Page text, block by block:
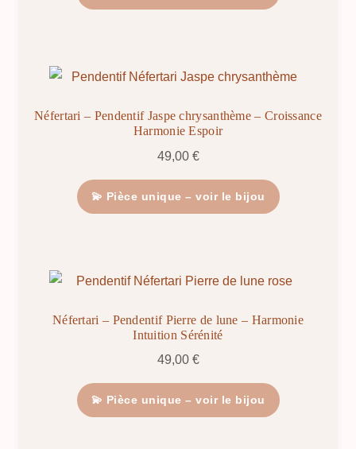
Néfertari – Pendentif Jaspe chrysanthème – Croissance
Harmonie Espoir
49,00 €
💫 Pièce unique – voir le bijou
Néfertari – Pendentif Pierre de lune – Harmonie
Intuition Sérénité
49,00 €
💫 Pièce unique – voir le bijou